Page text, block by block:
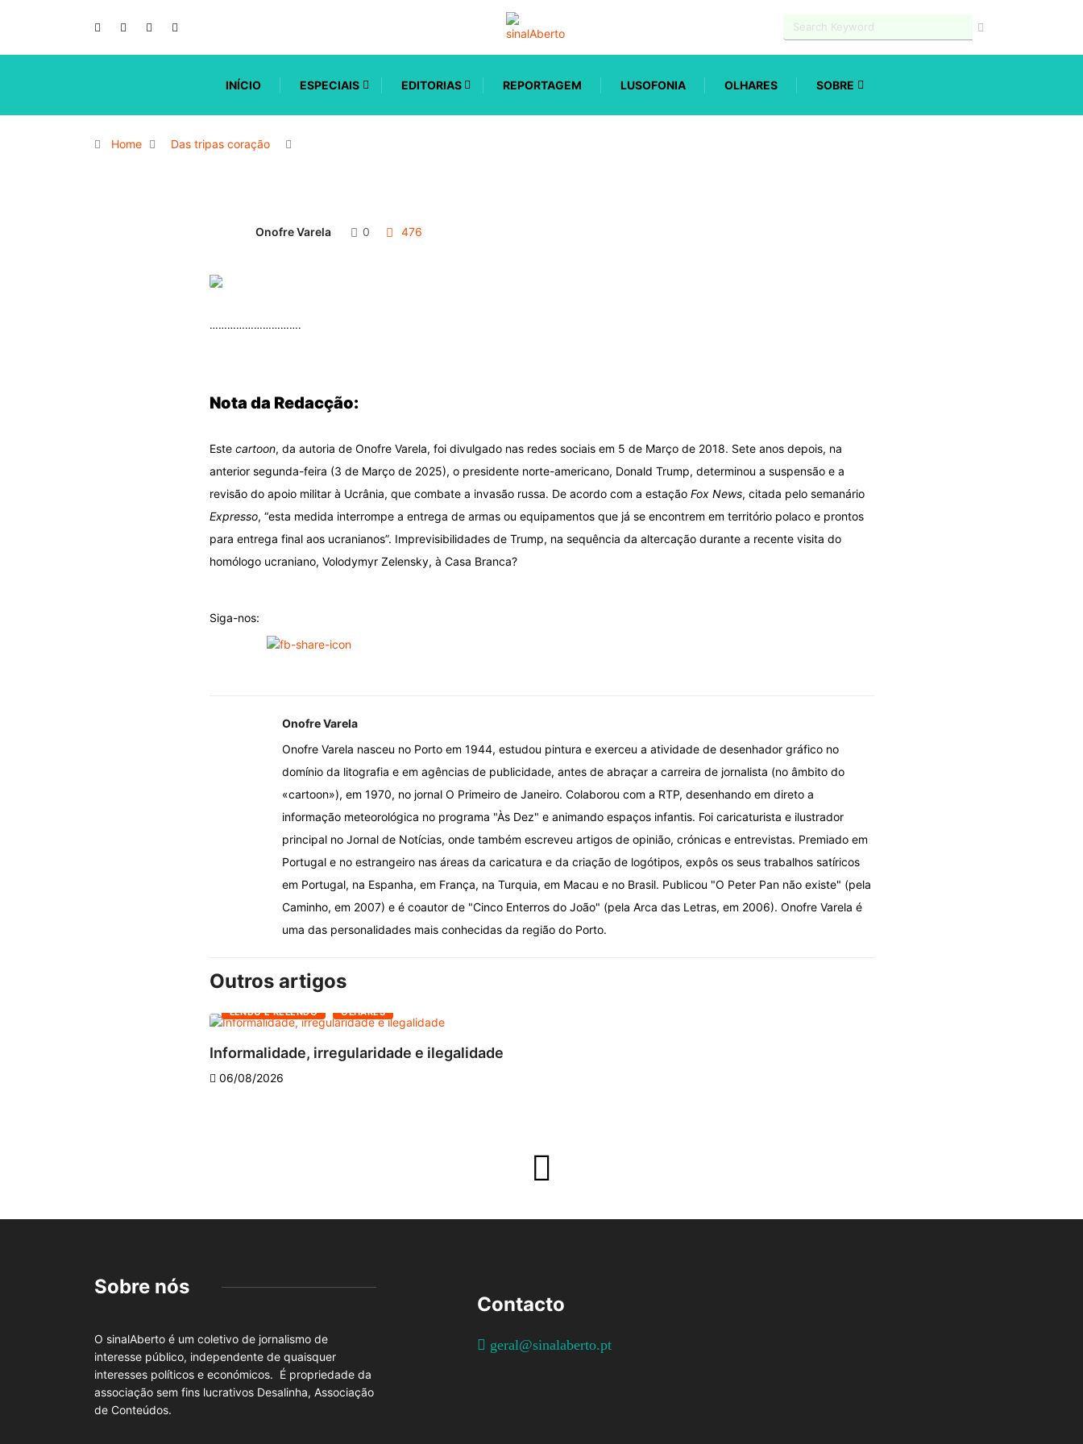
INÍCIO ESPECIAIS EDITORIAS REPORTAGEM LUSOFONIA OLHARES SOBRE
Home Das tripas coração
Onofre Varela 0 476
………………………….
Nota da Redacção:
Este cartoon, da autoria de Onofre Varela, foi divulgado nas redes sociais em 5 de Março de 2018. Sete anos depois, na
anterior segunda-feira (3 de Março de 2025), o presidente norte-americano, Donald Trump, determinou a suspensão e a
revisão do apoio militar à Ucrânia, que combate a invasão russa. De acordo com a estaçãoFox News, citada pelo semanário
Expresso, “esta medida interrompe a entrega de armas ou equipamentos que já se encontrem em território polaco e prontos
para entrega final aos ucranianos”. Imprevisibilidades de Trump, na sequência da altercação durante a recente visita do
homólogo ucraniano, Volodymyr Zelensky, à Casa Branca?
Siga-nos:
Onofre Varela
Onofre Varela nasceu no Porto em 1944, estudou pintura e exerceu a atividade de desenhador gráfico no
domínio da litografia e em agências de publicidade, antes de abraçar a carreira de jornalista (no âmbito do
«cartoon»), em 1970, no jornal O Primeiro de Janeiro. Colaborou com a RTP, desenhando em direto a
informação meteorológica no programa "Às Dez" e animando espaços infantis. Foi caricaturista e ilustrador
principal no Jornal de Notícias, onde também escreveu artigos de opinião, crónicas e entrevistas. Premiado em
Portugal e no estrangeiro nas áreas da caricatura e da criação de logótipos, expôs os seus trabalhos satíricos
em Portugal, na Espanha, em França, na Turquia, em Macau e no Brasil. Publicou "O Peter Pan não existe" (pela
Caminho, em 2007) e é coautor de "Cinco Enterros do João" (pela Arca das Letras, em 2006). Onofre Varela é
uma das personalidades mais conhecidas da região do Porto.
Outros artigos
LENDO E RELENDO OLHARES
Informalidade, irregularidade e ilegalidade
06/08/2026
Sobre nós
O sinalAberto é um coletivo de jornalismo de
interesse público, independente de quaisquer
interesses políticos e económicos. É propriedade da
associação sem fins lucrativos Desalinha, Associação
de Conteúdos.
Contacto
geral@sinalaberto.pt